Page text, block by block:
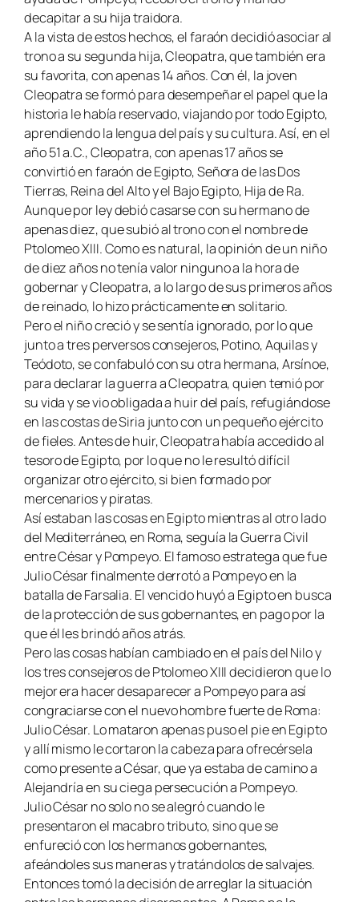
decapitar a su hija traidora.
A la vista de estos hechos, el faraón decidió asociar al
trono a su segunda hija, Cleopatra, que también era
su favorita, con apenas 14 años. Con él, la joven
Cleopatra se formó para desempeñar el papel que la
historia le había reservado, viajando por todo Egipto,
aprendiendo la lengua del país y su cultura. Así, en el
año 51 a.C., Cleopatra, con apenas 17 años se
convirtió en faraón de Egipto, Señora de las Dos
Tierras, Reina del Alto y el Bajo Egipto, Hija de Ra.
Aunque por ley debió casarse con su hermano de
apenas diez, que subió al trono con el nombre de
Ptolomeo XIII. Como es natural, la opinión de un niño
de diez años no tenía valor ninguno a la hora de
gobernar y Cleopatra, a lo largo de sus primeros años
de reinado, lo hizo prácticamente en solitario.
Pero el niño creció y se sentía ignorado, por lo que
junto a tres perversos consejeros, Potino, Aquilas y
Teódoto, se confabuló con su otra hermana, Arsínoe,
para declarar la guerra a Cleopatra, quien temió por
su vida y se vio obligada a huir del país, refugiándose
en las costas de Siria junto con un pequeño ejército
de fieles. Antes de huir, Cleopatra había accedido al
tesoro de Egipto, por lo que no le resultó difícil
organizar otro ejército, si bien formado por
mercenarios y piratas.
Así estaban las cosas en Egipto mientras al otro lado
del Mediterráneo, en Roma, seguía la Guerra Civil
entre César y Pompeyo. El famoso estratega que fue
Julio César finalmente derrotó a Pompeyo en la
batalla de Farsalia. El vencido huyó a Egipto en busca
de la protección de sus gobernantes, en pago por la
que él les brindó años atrás.
Pero las cosas habían cambiado en el país del Nilo y
los tres consejeros de Ptolomeo XIII decidieron que lo
mejor era hacer desaparecer a Pompeyo para así
congraciarse con el nuevo hombre fuerte de Roma:
Julio César. Lo mataron apenas puso el pie en Egipto
y allí mismo le cortaron la cabeza para ofrecérsela
como presente a César, que ya estaba de camino a
Alejandría en su ciega persecución a Pompeyo.
Julio César no solo no se alegró cuando le
presentaron el macabro tributo, sino que se
enfureció con los hermanos gobernantes,
afeándoles sus maneras y tratándolos de salvajes.
Entonces tomó la decisión de arreglar la situación